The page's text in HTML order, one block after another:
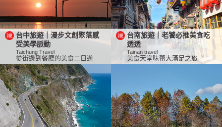
台中旅遊｜漫步文創聚落感
受美學脈動
Taichung Travel
從街邊到餐廳的美食二日遊
台南旅遊｜老饕必推美食吃
透透
Tainan travel
美食天堂味蕾大滿足之旅